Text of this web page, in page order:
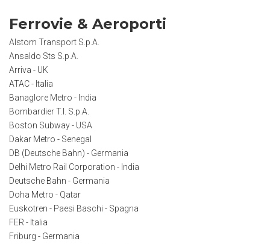
Ferrovie & Aeroporti
Alstom Transport S.p.A.
Ansaldo Sts S.p.A.
Arriva - UK
ATAC - Italia
Banaglore Metro - India
Bombardier T.I. S.p.A.
Boston Subway - USA
Dakar Metro - Senegal
DB (Deutsche Bahn) - Germania
Delhi Metro Rail Corporation - India
Deutsche Bahn - Germania
Doha Metro - Qatar
Euskotren - Paesi Baschi - Spagna
FER - Italia
Friburg - Germania